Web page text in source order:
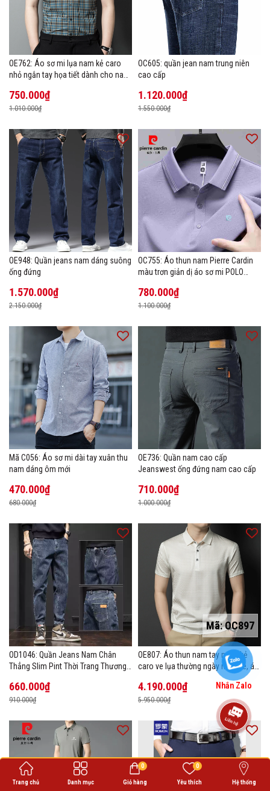
Mã:OC897
OE762: Áo sơ mi lụa nam kẻ caro
nhỏ ngắn tay họa tiết dành cho nam
750.000₫
1.010.000₫
OC605: quần jean nam trung niên
cao cấp
1.120.000₫
1.550.000₫
OE948: Quần jeans nam dáng suông
ống đứng
1.570.000₫
2.150.000₫
OC755: Áo thun nam Pierre Cardin
màu trơn giản dị áo sơ mi POLO
780.000₫
1.100.000₫
Mã C056: Áo sơ mi dài tay xuân thu
nam dáng ôm mới
470.000₫
680.000₫
OE736: Quần nam cao cấp
Jeanswest ống đứng nam cao cấp
710.000₫
1.000.000₫
OD1046: Quần Jeans Nam Chân
Thẳng Slim Pint Thời Trang Thương
660.000₫
910.000₫
OE807: Áo thun nam tay ngắn kẻ
caro ve lụa thường ngày mùa hè, áo
4.190.000₫
5.950.000₫
Trang chủ Danh mục Giỏ hàng
0
Yêu thích
0
Hệ thống
Nhắn Zalo